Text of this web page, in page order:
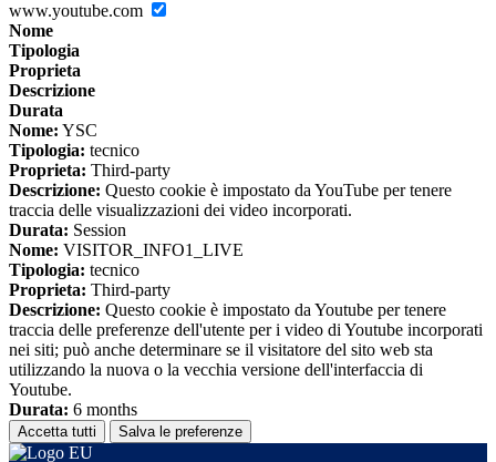
www.youtube.com
Nome
Tipologia
Proprieta
Descrizione
Durata
Nome: YSC
Tipologia: tecnico
Proprieta: Third-party
Descrizione: Questo cookie è impostato da YouTube per tenere
traccia delle visualizzazioni dei video incorporati.
Durata: Session
Nome: VISITOR_INFO1_LIVE
Tipologia: tecnico
Proprieta: Third-party
Descrizione: Questo cookie è impostato da Youtube per tenere
traccia delle preferenze dell'utente per i video di Youtube incorporati
nei siti; può anche determinare se il visitatore del sito web sta
utilizzando la nuova o la vecchia versione dell'interfaccia di
Youtube.
Durata: 6 months
Accetta tutti Salva le preferenze